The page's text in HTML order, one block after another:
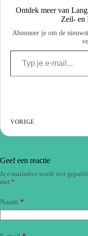
Ontdek meer van
Zeil- en
Abonneer je om de
VORIGE
Geef een reactie
Je e-mailadres wordt niet
met *
Naam *